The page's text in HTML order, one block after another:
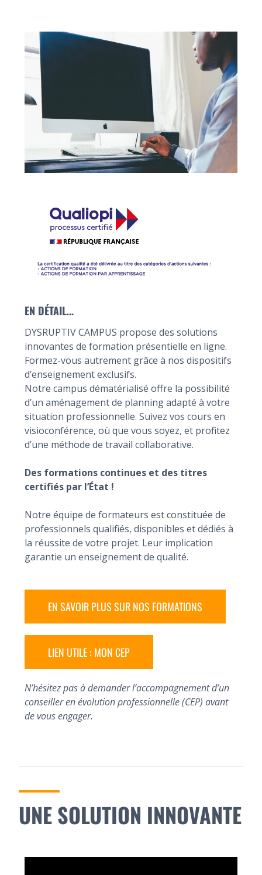
EN DÉTAIL…
DYSRUPTIV CAMPUS propose des solutions
innovantes de formation présentielle en ligne.
Formez-vous autrement grâce à nos dispositifs
d’enseignement exclusifs.
Notre campus dématérialisé offre la possibilité
d’un aménagement de planning adapté à votre
situation professionnelle. Suivez vos cours en
visioconférence, où que vous soyez, et profitez
d’une méthode de travail collaborative.
Des formations continues et des titres
certifiés par l’État !
Notre équipe de formateurs est constituée de
professionnels qualifiés, disponibles et dédiés à
la réussite de votre projet. Leur implication
garantie un enseignement de qualité.
EN SAVOIR PLUS SUR NOS FORMATIONS
LIEN UTILE : MON CEP
N’hésitez pas à demander l’accompagnement d’un
conseiller en évolution professionnelle (CEP) avant
de vous engager.
UNE SOLUTION INNOVANTE